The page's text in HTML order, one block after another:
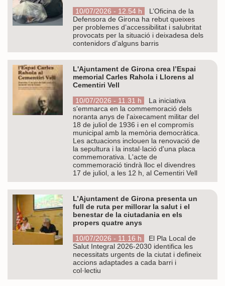
10/07/2026 - 12.54 h
L’Oficina de la
Defensora de Girona ha rebut queixes
per problemes d’accessibilitat i salubritat
provocats per la situació i deixadesa dels
contenidors d’alguns barris
L'Ajuntament de Girona crea l’Espai
memorial Carles Rahola i Llorens al
Cementiri Vell
10/07/2026 - 11.31 h
La iniciativa
s'emmarca en la commemoració dels
noranta anys de l'aixecament militar del
18 de juliol de 1936 i en el compromís
municipal amb la memòria democràtica.
Les actuacions inclouen la renovació de
la sepultura i la instal·lació d'una placa
commemorativa. L'acte de
commemoració tindrà lloc el divendres
17 de juliol, a les 12 h, al Cementiri Vell
L’Ajuntament de Girona presenta un
full de ruta per millorar la salut i el
benestar de la ciutadania en els
propers quatre anys
10/07/2026 - 11.16 h
El Pla Local de
Salut Integral 2026-2030 identifica les
necessitats urgents de la ciutat i defineix
accions adaptades a cada barri i
col·lectiu